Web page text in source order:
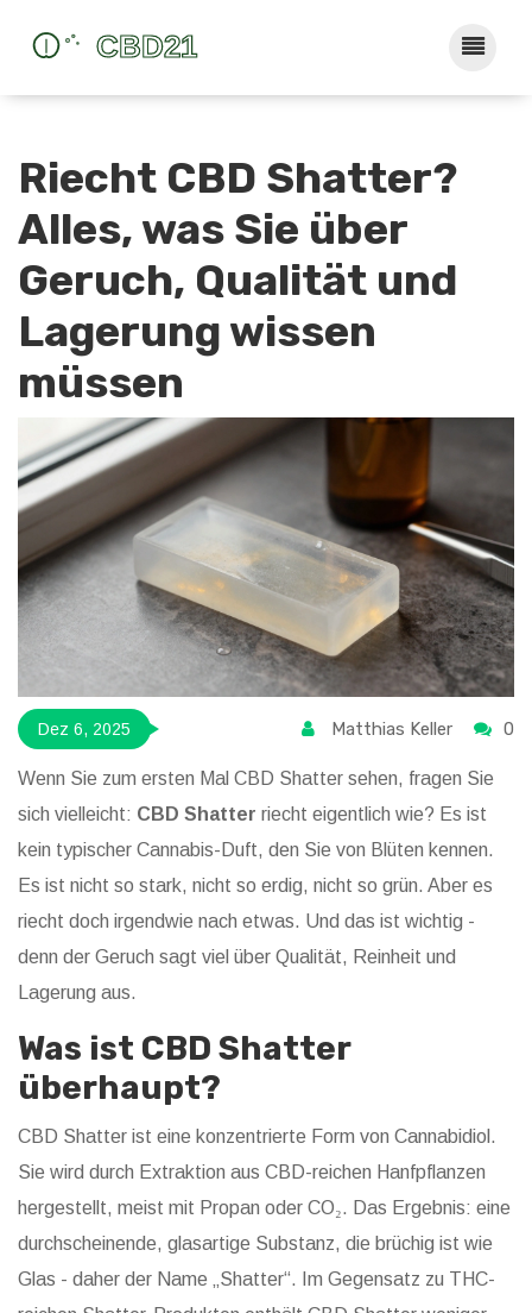
Riecht CBD Shatter?
Alles, was Sie über
Geruch, Qualität und
Lagerung wissen
müssen
Dez 6, 2025 Matthias Keller 0
Wenn Sie zum ersten Mal CBD Shatter sehen, fragen Sie
sich vielleicht: CBD Shatter riecht eigentlich wie? Es ist
kein typischer Cannabis-Duft, den Sie von Blüten kennen.
Es ist nicht so stark, nicht so erdig, nicht so grün. Aber es
riecht doch irgendwie nach etwas. Und das ist wichtig -
denn der Geruch sagt viel über Qualität, Reinheit und
Lagerung aus.
Was ist CBD Shatter
überhaupt?
CBD Shatter ist eine konzentrierte Form von Cannabidiol.
Sie wird durch Extraktion aus CBD-reichen Hanfpflanzen
hergestellt, meist mit Propan oder CO₂. Das Ergebnis: eine
durchscheinende, glasartige Substanz, die brüchig ist wie
Glas - daher der Name „Shatter“. Im Gegensatz zu THC-